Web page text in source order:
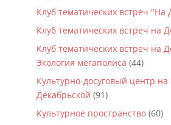
Клуб тематических встреч "На
Клуб тематических встреч на
Клуб тематических встреч на
Экология мегаполиса (44)
Культурно-досуговый центр
Декабрьской (91)
Культурное пространство(60)